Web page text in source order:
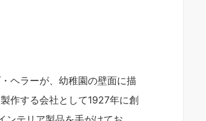
ヘラーが、幼稚園の壁面に描
作する会社として1927年に創